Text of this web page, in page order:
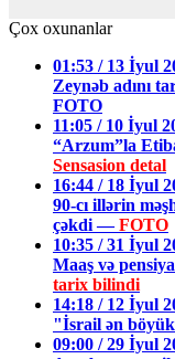
Çox oxunanlar
01:53 / 13 İyul
Zeynəb adını
FOTO
11:05 / 10 İyul
“Arzum”la
Sensasion detal
16:44 / 18 İyul
90-cı illərin
çəkdi —FOTO
10:35 / 31 İyul
Maaş və
tarix bilindi
14:18 / 12 İyul
"İsrail ən
09:00 / 29 İyul